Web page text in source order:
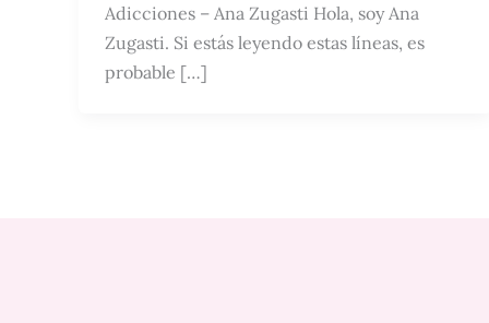
Adicciones – Ana Zugasti Hola, soy Ana
Zugasti. Si estás leyendo estas líneas, es
probable […]